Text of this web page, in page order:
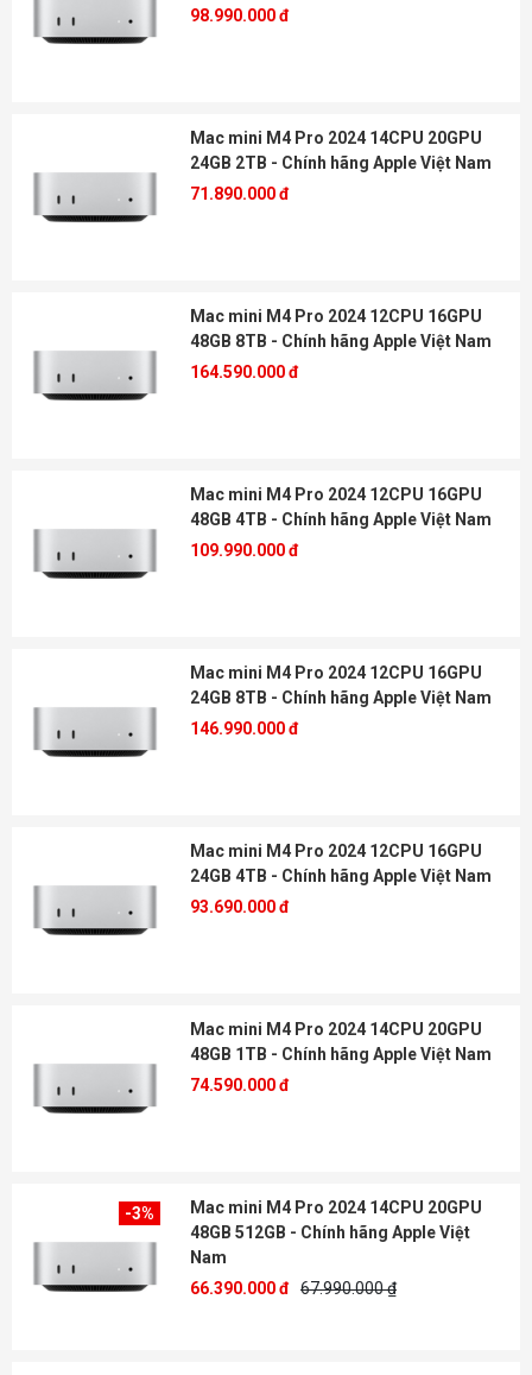
98.990.000 đ
Mac mini M4 Pro 2024 14CPU 20GPU
24GB 2TB - Chính hãng Apple Việt Nam
71.890.000 đ
Mac mini M4 Pro 2024 12CPU 16GPU
48GB 8TB - Chính hãng Apple Việt Nam
164.590.000 đ
Mac mini M4 Pro 2024 12CPU 16GPU
48GB 4TB - Chính hãng Apple Việt Nam
109.990.000 đ
Mac mini M4 Pro 2024 12CPU 16GPU
24GB 8TB - Chính hãng Apple Việt Nam
146.990.000 đ
Mac mini M4 Pro 2024 12CPU 16GPU
24GB 4TB - Chính hãng Apple Việt Nam
93.690.000 đ
Mac mini M4 Pro 2024 14CPU 20GPU
48GB 1TB - Chính hãng Apple Việt Nam
74.590.000 đ
-3%
Mac mini M4 Pro 2024 14CPU 20GPU
48GB 512GB - Chính hãng Apple Việt
Nam
66.390.000 đ 67.990.000 ₫